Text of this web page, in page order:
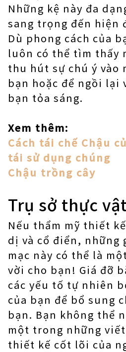
Những kệ này đa
sang trọng đến hiện
Dù phong cách của
luôn có thể tìm thấy
thu hút sự chú ý vào
bạn hoặc để ngồi lại
bạn tỏa sáng.
Xem thêm:
Cách tái chế Chậu
tái sử dụng chúng
Chậu trồng cây
Trụ sở thực
Nếu thẩm mỹ thiết
dị và cổ điển, những
mạc này có thể là
vời cho bạn! Giá đỡ
các yếu tố tự nhiên
của bạn để bổ sung
bạn. Bạn không thể
một trong những
thiết kế cốt lõi của